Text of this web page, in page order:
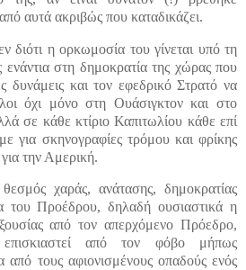
αυτά ακριβώς που καταδικάζει.
διότι η ορκωμοσία του γίνεται υπό τη
ενάντια στη δημοκρατία της χώρας που
δυνάμεις και τον εφεδρικό Στρατό να
όχι μόνο στη Ουάσιγκτον και στο
σε κάθε κτίριο Καπιτωλίου κάθε επί
για σκηνογραφίες τρόμου και φρίκης
την Αμερική.
χαράς, ανάτασης, δημοκρατίας
του Προέδρου, δηλαδή ουσιαστικά η
από τον απερχόμενο Πρόεδρο,
από τον φόβο μήπως
από τους αφιονισμένους οπαδούς ενός